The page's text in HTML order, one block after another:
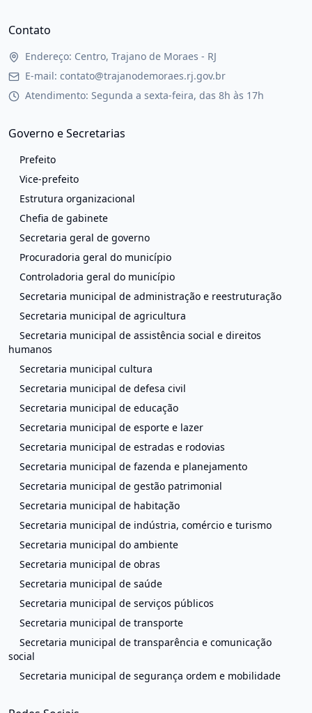
Contato
Endereço: Centro, Trajano de Moraes - RJ
E-mail: contato@trajanodemoraes.rj.gov.br
Atendimento: Segunda a sexta-feira, das 8h às 17h
Governo e Secretarias
Prefeito
Vice-prefeito
Estrutura organizacional
Chefia de gabinete
Secretaria geral de governo
Procuradoria geral do município
Controladoria geral do município
Secretaria municipal de administração e reestruturação
Secretaria municipal de agricultura
Secretaria municipal de assistência social e direitos
humanos
Secretaria municipal cultura
Secretaria municipal de defesa civil
Secretaria municipal de educação
Secretaria municipal de esporte e lazer
Secretaria municipal de estradas e rodovias
Secretaria municipal de fazenda e planejamento
Secretaria municipal de gestão patrimonial
Secretaria municipal de habitação
Secretaria municipal de indústria, comércio e turismo
Secretaria municipal do ambiente
Secretaria municipal de obras
Secretaria municipal de saúde
Secretaria municipal de serviços públicos
Secretaria municipal de transporte
Secretaria municipal de transparência e comunicação
social
Secretaria municipal de segurança ordem e mobilidade